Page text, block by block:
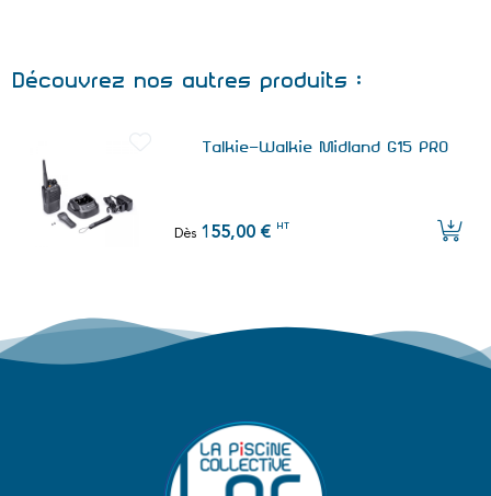
Découvrez nos autres produits :
Talkie-Walkie Midland G15 PRO
Dès 155,00 € HT